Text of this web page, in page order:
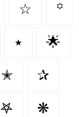
☆ ꙳
٭ 🌟
✭ ✰
𖤐 ❋